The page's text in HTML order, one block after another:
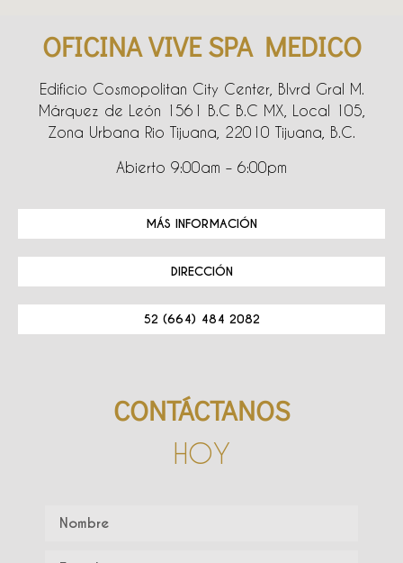
OFICINA VIVE SPA MEDICO
Edificio Cosmopolitan City Center, Blvrd Gral M.
Márquez de León 1561 B.C B.C MX, Local 105,
Zona Urbana Rio Tijuana, 22010 Tijuana, B.C.
Abierto 9:00am – 6:00pm
MÁS INFORMACIÓN
DIRECCIÓN
52 (664) 484 2082
CONTÁCTANOS
HOY